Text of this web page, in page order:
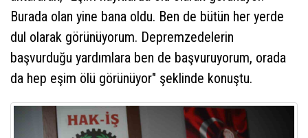
Burada olan yine bana oldu. Ben de bütün her yerde
dul olarak görünüyorum. Depremzedelerin
başvurduğu yardımlara ben de başvuruyorum, orada
da hep eşim ölü görünüyor" şeklinde konuştu.